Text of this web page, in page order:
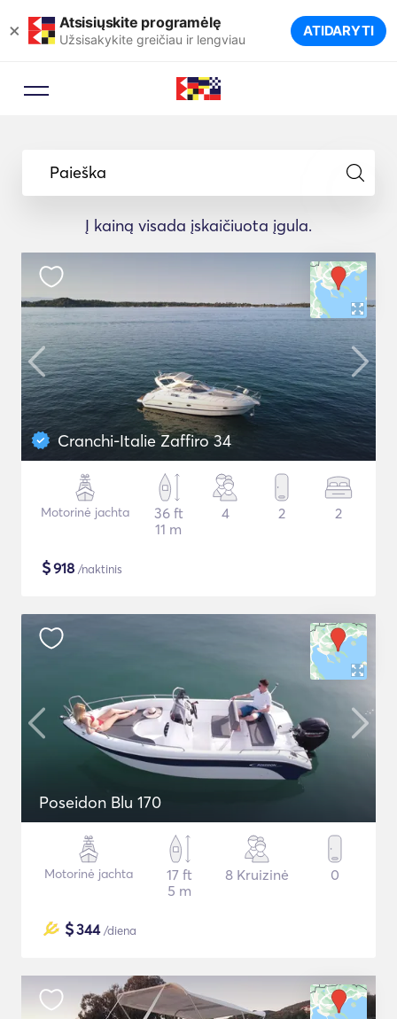
× Atsisiųskite programėlę
Užsisakykite greičiau ir lengviau ATIDARYTI
Paieška
Į kainą visada įskaičiuota įgula.
Cranchi-Italie Zaffiro 34
Motorinė jachta
36 ft
11 m
4 2 2
$918 /naktinis
Poseidon Blu 170
Motorinė jachta
17 ft
5 m
8 Kruizinė 0
$344/diena